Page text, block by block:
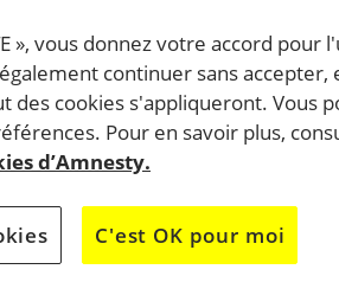
Amnesty International Auch,
de salaires, mariages forcés,
», vous donnez votre accord pour
continuer sans accepter,
des cookies s'appliqueront. Vous
Pour en savoir plus,
d’Amnesty.
C'est OK pour moi